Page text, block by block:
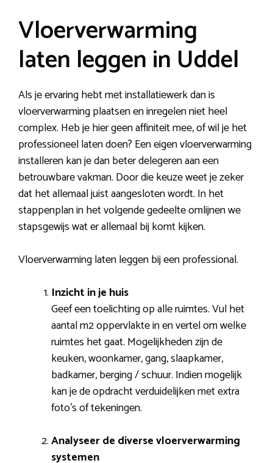
Vloerverwarming
laten leggen in Uddel
Als je ervaring hebt met installatiewerk dan is
vloerverwarming plaatsen en inregelen niet heel
complex. Heb je hier geen affiniteit mee, of wil je het
professioneel laten doen? Een eigen vloerverwarming
installeren kan je dan beter delegeren aan een
betrouwbare vakman. Door die keuze weet je zeker
dat het allemaal juist aangesloten wordt. In het
stappenplan in het volgende gedeelte omlijnen we
stapsgewijs wat er allemaal bij komt kijken.
Vloerverwarming laten leggen bij een professional.
Inzicht in je huis
Geef een toelichting op alle ruimtes. Vul het
aantal m2 oppervlakte in en vertel om welke
ruimtes het gaat. Mogelijkheden zijn de
keuken, woonkamer, gang, slaapkamer,
badkamer, berging / schuur. Indien mogelijk
kan je de opdracht verduidelijken met extra
foto’s of tekeningen.
Analyseer de diverse vloerverwarming
systemen